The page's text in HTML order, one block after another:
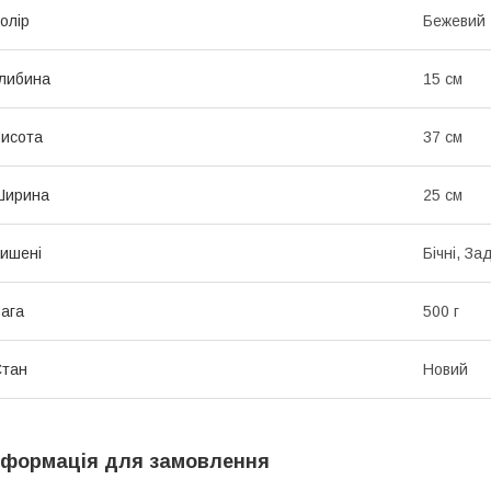
Бежевий
15 см
37 см
25 см
Бічні,
500 г
Новий
для замовлення